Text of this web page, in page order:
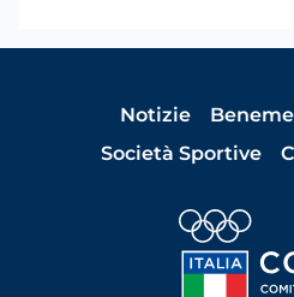
Notizie
Società Sportive